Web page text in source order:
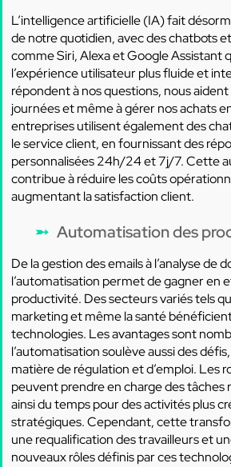
L’intelligence artificielle (IA) fait
de notre quotidien, avec des chatbots
comme Siri, Alexa et Google Assistant
l’expérience utilisateur plus fluide et
répondent à nos questions, nous
journées et même à gérer nos achats
entreprises utilisent également des
le service client, en fournissant des
personnalisées 24h/24 et 7j/7. Cette
contribue à réduire les coûts
augmentant la satisfaction client.
Automatisation des
De la gestion des emails à l’analyse de
l’automatisation permet de gagner en
productivité. Des secteurs variés tels
marketing et même la santé
technologies. Les avantages sont
l’automatisation soulève aussi des
matière de régulation et d’emploi. Les
peuvent prendre en charge des
ainsi du temps pour des activités plus
stratégiques. Cependant, cette
une requalification des travailleurs et
nouveaux rôles définis par ces